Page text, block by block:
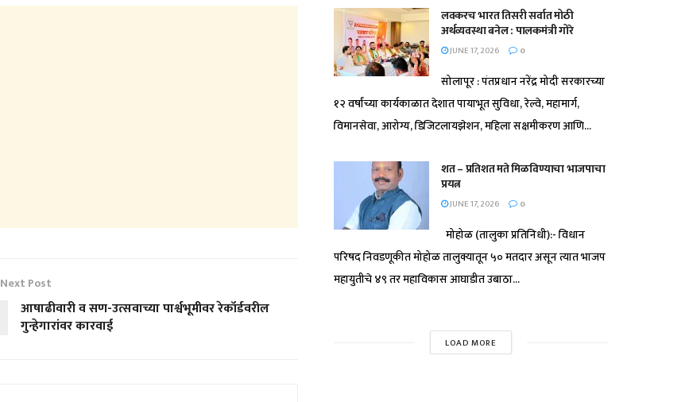
Next Post
आषाढीवारी व सण-उत्सवाच्या पार्श्वभूमीवर रेकॉर्डवरील
गुन्हेगारांवर कारवाई
लवकरच भारत तिसरी सर्वात मोठी
अर्थव्यवस्था बनेल : पालकमंत्री गोरे
JUNE 17, 2026 0
सोलापूर : पंतप्रधान नरेंद्र मोदी सरकारच्या
१२ वर्षांच्या कार्यकाळात देशात पायाभूत सुविधा, रेल्वे, महामार्ग,
विमानसेवा, आरोग्य, डिजिटलायझेशन, महिला सक्षमीकरण आणि...
शत – प्रतिशत मते मिळविण्याचा भाजपाचा
प्रयत्न
JUNE 17, 2026 0
मोहोळ (तालुका प्रतिनिधी):- विधान
परिषद निवडणूकीत मोहोळ तालुक्यातून ५० मतदार असून त्यात भाजप
महायुतीचे ४९ तर महाविकास आघाडीत उबाठा...
LOAD MORE